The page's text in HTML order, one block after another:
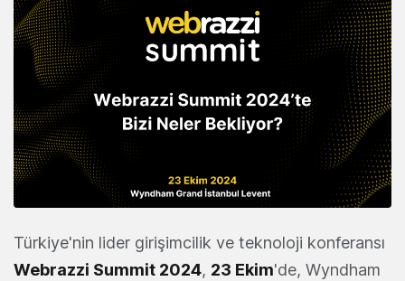
Türkiye'nin lider girişimcilik ve teknoloji konferansı
Webrazzi Summit 2024, 23 Ekim'de, Wyndham